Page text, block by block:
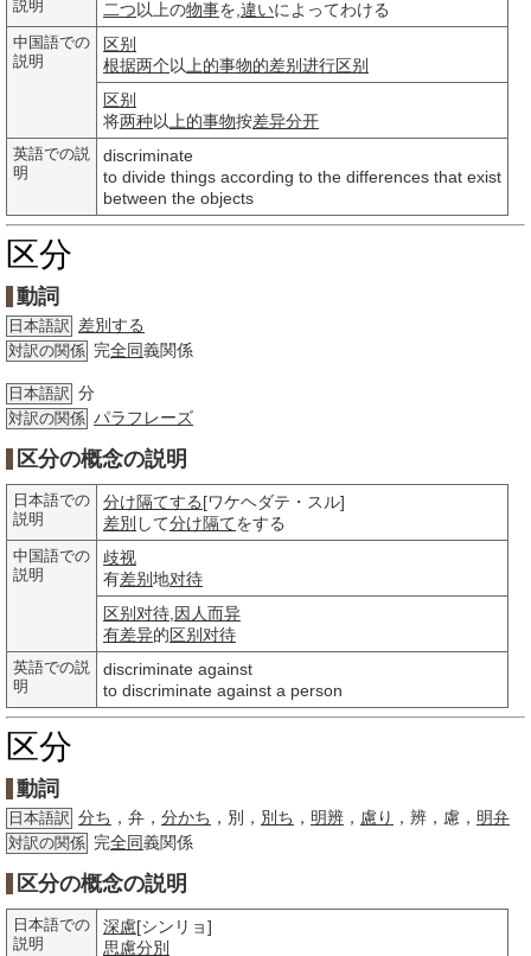
説明 二つ以上の物事を, 違いによってわける
中国語での
説明
区别
根据两个以 上的事物的差别进行区别
区别
将两种以 上的事物按差异分开
英語での説
明
discriminate
to divide things according to the differences that exist
between the objects
区分
動詞
日本語訳 差別する
対訳の関係 完全同義関係
日本語訳 分
対訳の関係 パラフレーズ
区分の概念の説明
日本語での
説明
分け隔てする[ワケヘダテ・スル]
差別 して分け隔てをする
中国語での
説明
歧视
有差别地对待
区别对待 因人而异
有差异的区别对待
英語での説
明
discriminate against
to discriminate against a person
区分
動詞
日本語訳 分ち ，弁， 分かち ，別， 別ち ， 明辨 ， 慮り ，辨，慮， 明弁
対訳の関係 完全同義関係
区分の概念の説明
日本語での
説明
深慮[シンリョ]
思慮分別